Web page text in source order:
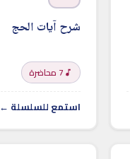
شرح آيات الحج
7 محاضرة
استمع للسلسلة ←